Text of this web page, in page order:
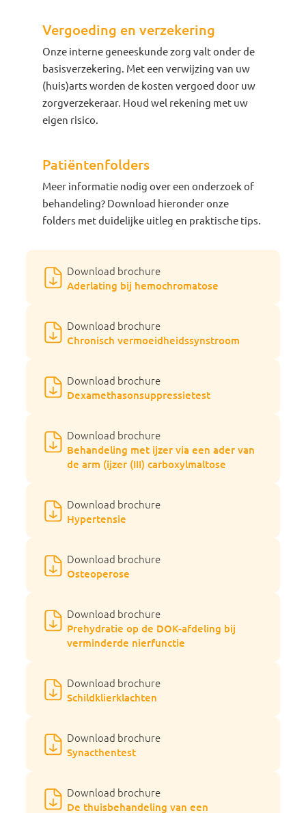
Vergoeding en verzekering
Onze interne geneeskunde zorg valt onder de
basisverzekering. Met een verwijzing van uw
(huis)arts worden de kosten vergoed door uw
zorgverzekeraar. Houd wel rekening met uw
eigen risico.
Patiëntenfolders
Meer informatie nodig over een onderzoek of
behandeling? Download hieronder onze
folders met duidelijke uitleg en praktische tips.
Download brochure
Aderlating bij hemochromatose
Download brochure
Chronisch vermoeidheidssynstroom
Download brochure
Dexamethasonsuppressietest
Download brochure
Behandeling met ijzer via een ader van
de arm (ijzer (III) carboxylmaltose
Download brochure
Hypertensie
Download brochure
Osteoperose
Download brochure
Prehydratie op de DOK-afdeling bij
verminderde nierfunctie
Download brochure
Schildklierklachten
Download brochure
Synacthentest
Download brochure
De thuisbehandeling van een